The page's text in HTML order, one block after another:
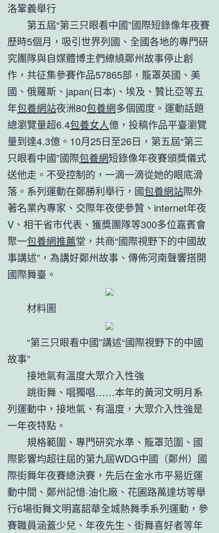
洛鞏義舉行
第五屆“第三只眼看中國”國際短錄像年夜賽
歷時5個月，吸引世界列國、全國各地的專門研
究團隊與自媒體博主們繚繞鄭州故事停止創
作，共征集參賽作品57865部，籠罩英國、美
國、俄羅斯、japan(日本)、埃及、贊比亞等五
年包養網站夜洲80包養網多個國度。運動話題
總瀏覽量超6.4包養女人億，投稿作品平臺瀏覽
量到達4.3億。10月25日至26日，第五屆“第三
只眼看中國”國際包養網短錄像年夜賽頒獎儀式
送他走。不受控制的，一滴一滴從她的眼底滑
落。系列運動在鄭勝利舉行，國包養網站際外
著名業內專家、交際年夜使參贊、internet年夜
V、相干省市代表、獲獎團隊等300多位嘉賓會
聚一包養網推薦堂，共商“國際視野下的中國故
事講述”，為講好鄭州故事、傳佈河南聲響搭開
國際舞臺。
材料圖
“第三只眼看中國”講述“國際視野下的中國
故事”
接地氣有溫度大眾介入性強
跳街舞、唱獨唱……本年的黃河文明月系
列運動中，接地氣、有溫度，大眾介入性強是
一年夜特點。
規格範圍、專門研究水準、籠罩范圍、國
際影響均超往屆的第九屆WDG中國（鄭州）國
際街舞年夜賽總決賽，先后在金水市平易近運
動中間、鄭州記憶·油化廠、花圃路萬達坊等舉
行6場街舞文明嘉韶華全城熱舞季系列運動，參
賽職員涵蓋少兒、年夜先生、街舞喜好者等年